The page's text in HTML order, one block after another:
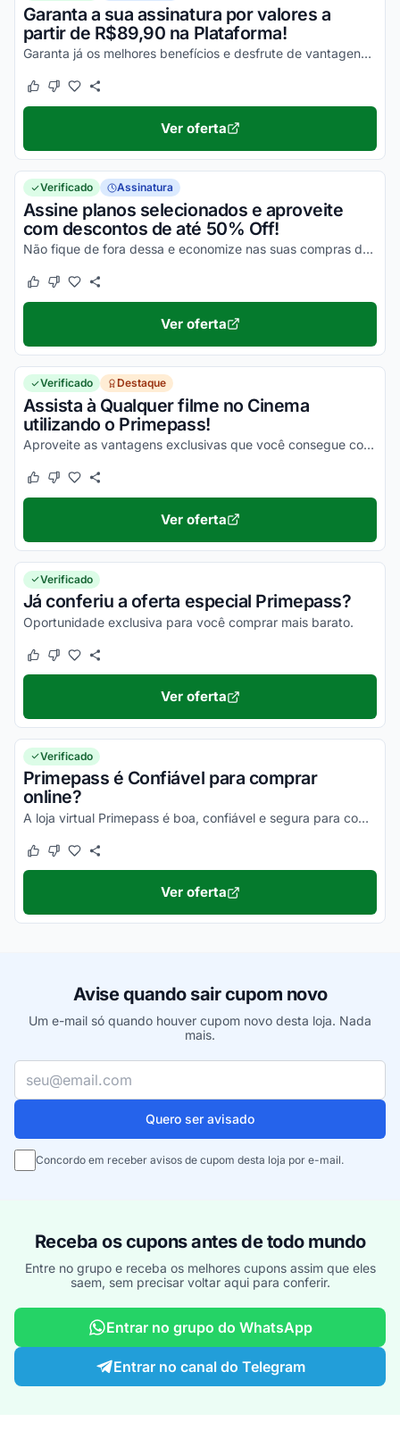
Garanta a sua assinatura por valores a
partir de R$89,90 na Plataforma!
Garanta já os melhores benefícios e desfrute de vantagens simplesmente incríveis!
Este cupom funcionou
Este cupom não funcionou
Ver oferta
Verificado Assinatura
Assine planos selecionados e aproveite
com descontos de até 50% Off!
Não fique de fora dessa e economize nas suas compras da melhor maneira possível!
Este cupom funcionou
Este cupom não funcionou
Ver oferta
Verificado Destaque
Assista à Qualquer filme no Cinema
utilizando o Primepass!
Aproveite as vantagens exclusivas que você consegue com o Primepass e aproveite!
Este cupom funcionou
Este cupom não funcionou
Ver oferta
Verificado
Já conferiu a oferta especial Primepass?
Oportunidade exclusiva para você comprar mais barato.
Este cupom funcionou
Este cupom não funcionou
Ver oferta
Verificado
Primepass é Confiável para comprar
online?
A loja virtual Primepass é boa, confiável e segura para compras na internet. Pesquise, confira os comentários e constate!
Este cupom funcionou
Este cupom não funcionou
Ver oferta
Avise quando sair cupom novo
Um e-mail só quando houver cupom novo desta loja. Nada
mais.
Seu e-mail
Quero ser avisado
Concordo em receber avisos de cupom desta loja por e-mail.
Receba os cupons antes de todo mundo
Entre no grupo e receba os melhores cupons assim que eles
saem, sem precisar voltar aqui para conferir.
Entrar no grupo do WhatsApp
Entrar no canal do Telegram